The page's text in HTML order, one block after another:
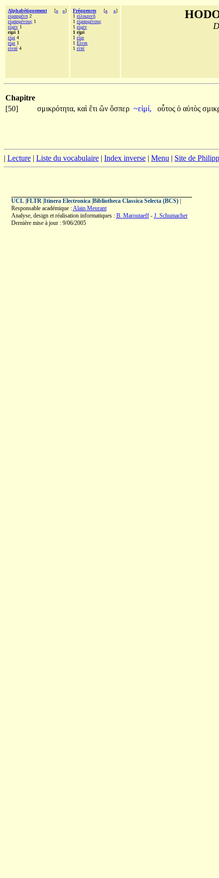
Alphabétiquement [« »]
εἱμαρμένη 2
εἱμαρμένους 1
εἶμεν 1
εἰμί 1
εἰμι 4
εἶμι 1
εἶναί 4
Fréquences [« »]
1 εἰλικρινῆ
1 εἱμαρμένους
1 εἶμεν
1 εἰμί
1 εἶμι
1 Εἶναι
1 εἰπὲ
Chapitre
[50]
σμικρότητα, καὶ ἔτι ὢν ὅσπερ ~εἰμί, οὗτος ὁ αὐτὸς
| Lecture | Liste du vocabulaire | Index inverse | Menu | Site de
UCL| FLTR| Itinera Electronica| Bibliotheca Classica Selecta (BCS)|
Responsable académique :Alain Meurant
Analyse, design et réalisation informatiques : B. Maroutaeff- J. Schumacher
Dernière mise à jour : 9/06/2005